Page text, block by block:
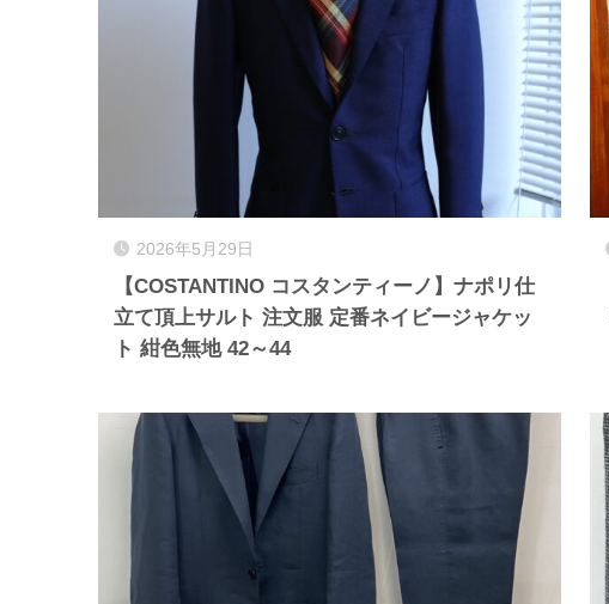
2026年5月29日
【COSTANTINO コスタンティーノ】ナポリ仕
立て頂上サルト 注文服 定番ネイビージャケッ
ト 紺色無地 42～44